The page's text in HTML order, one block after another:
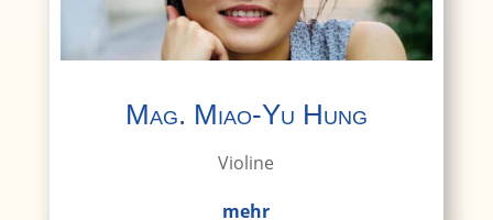
Mag. Miao-Yu Hung
Violine
mehr